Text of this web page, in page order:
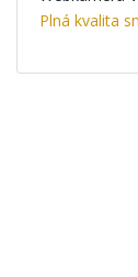
Plná kvalita